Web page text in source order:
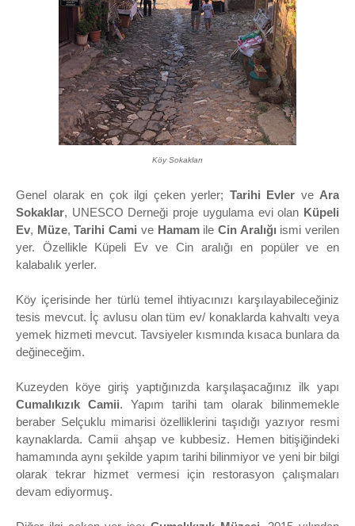
Köy Sokakları
Genel olarak en çok ilgi çeken yerler; Tarihi Evler ve Ara
Sokaklar, UNESCO Derneği proje uygulama evi olan Küpeli
Ev, Müze,Tarihi Cami ve Hamam ile Cin Aralığı ismi verilen
yer. Özellikle Küpeli Ev ve Cin aralığı en popüler ve en
kalabalık yerler.
Köy içerisinde her türlü temel ihtiyacınızı karşılayabileceğiniz
tesis mevcut. İç avlusu olan tüm ev/ konaklarda kahvaltı veya
yemek hizmeti mevcut. Tavsiyeler kısmında kısaca bunlara da
değineceğim.
Kuzeyden köye giriş yaptığınızda karşılaşacağınız ilk yapı
Cumalıkızık Camii. Yapım tarihi tam olarak bilinmemekle
beraber Selçuklu mimarisi özelliklerini taşıdığı yazıyor resmi
kaynaklarda. Camii ahşap ve kubbesiz. Hemen bitişiğindeki
hamamında aynı şekilde yapım tarihi bilinmiyor ve yeni bir bilgi
olarak tekrar hizmet vermesi için restorasyon çalışmaları
devam ediyormuş.